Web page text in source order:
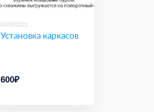
04/02/2021
Установка каркасов
600₽